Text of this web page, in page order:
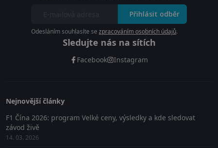
Přihlásit odběr
Odesláním souhlasíte se zpracováním osobních údajů.
Sledujte nás na sítích
Facebook Instagram
Nejnovější články
F1 Čína 2026: program Velké ceny, výsledky a kde sledovat
závod živě
14. 03. 2026